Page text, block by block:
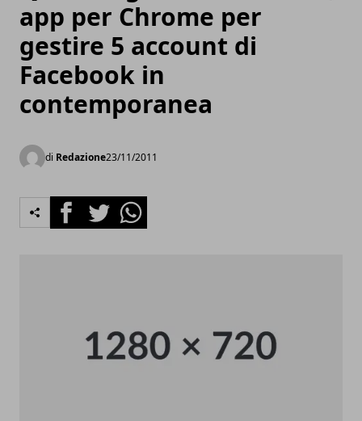
app per Chrome per
gestire 5 account di
Facebook in
contemporanea
di Redazione23/11/2011
FacebookTwitterWhatsapp